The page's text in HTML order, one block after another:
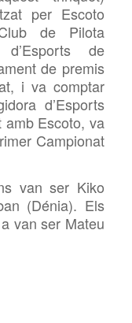
per Escoto
de Pilota
de
de premis
i va comptar
d’Esports
amb Escoto, va
Campionat
van ser Kiko
(Dénia). Els
van ser Mateu